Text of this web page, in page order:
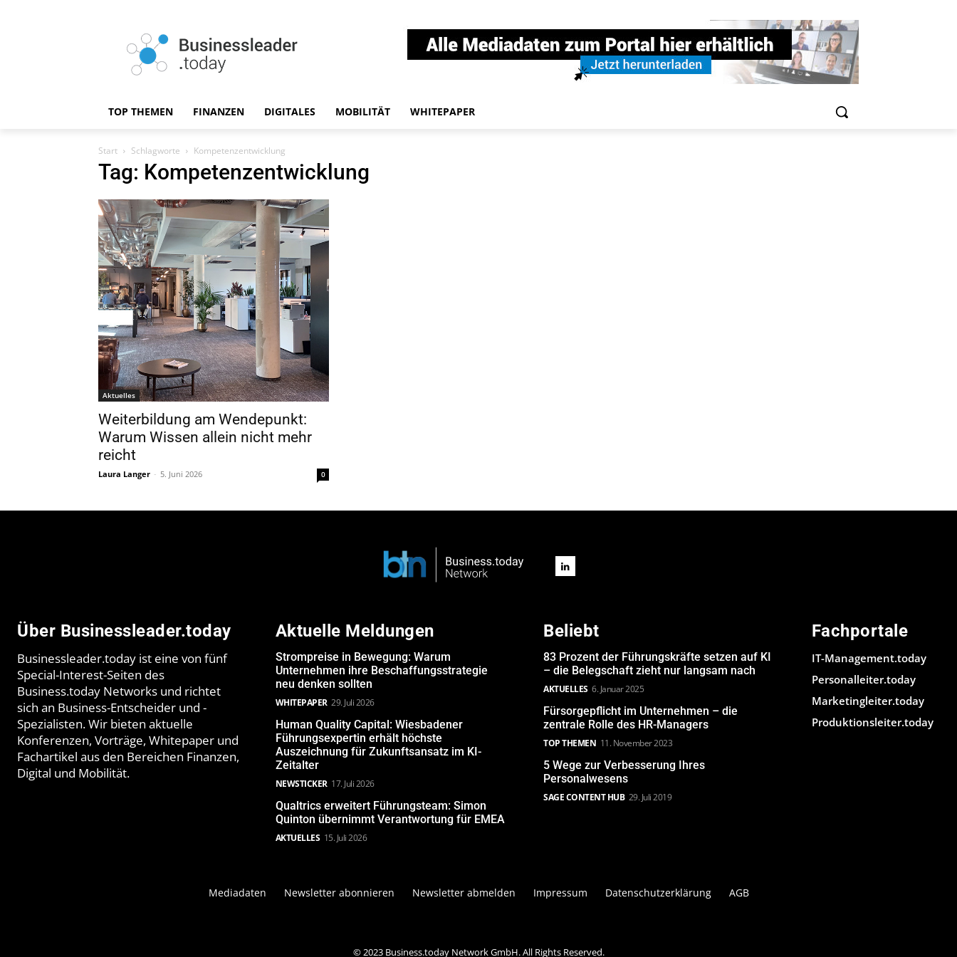
TOP THEMEN FINANZEN DIGITALES MOBILITÄT WHITEPAPER
Start Schlagworte Kompetenzentwicklung
Tag: Kompetenzentwicklung
Aktuelles
Weiterbildung am Wendepunkt:
Warum Wissen allein nicht mehr
reicht
Laura Langer - 5. Juni 2026 0
Über Businessleader.today
Businessleader.today ist eine von fünf
Special-Interest-Seiten des
Business.today Networks und richtet
sich an Business-Entscheider und -
Spezialisten. Wir bieten aktuelle
Konferenzen, Vorträge, Whitepaper und
Fachartikel aus den Bereichen Finanzen,
Digital und Mobilität.
Aktuelle Meldungen
Strompreise in Bewegung: Warum
Unternehmen ihre Beschaffungsstrategie
neu denken sollten
WHITEPAPER 29. Juli 2026
Human Quality Capital: Wiesbadener
Führungsexpertin erhält höchste
Auszeichnung für Zukunftsansatz im KI-
Zeitalter
NEWSTICKER 17. Juli 2026
Qualtrics erweitert Führungsteam: Simon
Quinton übernimmt Verantwortung für EMEA
AKTUELLES 15. Juli 2026
Beliebt
83 Prozent der Führungskräfte setzen auf KI
– die Belegschaft zieht nur langsam nach
AKTUELLES 6. Januar 2025
Fürsorgepflicht im Unternehmen – die
zentrale Rolle des HR-Managers
TOP THEMEN 11. November 2023
5 Wege zur Verbesserung Ihres
Personalwesens
SAGE CONTENT HUB 29. Juli 2019
Fachportale
IT-Management.today
Personalleiter.today
Marketingleiter.today
Produktionsleiter.today
Mediadaten Newsletter abonnieren Newsletter abmelden Impressum Datenschutzerklärung AGB
© 2023 Business.today Network GmbH. All Rights Reserved.